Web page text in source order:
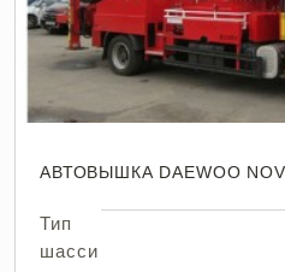
АВТОВЫШКА DAEWOO
Тип
шасси